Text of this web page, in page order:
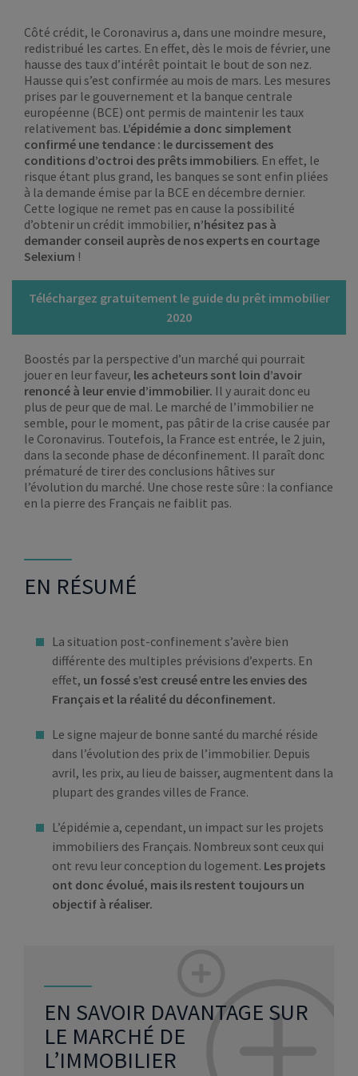
Côté crédit, le Coronavirus a, dans une moindre mesure,
redistribué les cartes. En effet, dès le mois de février, une
hausse des taux d’intérêt pointait le bout de son nez.
Hausse qui s’est confirmée au mois de mars. Les mesures
prises par le gouvernement et la banque centrale
européenne (BCE) ont permis de maintenir les taux
relativement bas. L’épidémie a donc simplement
confirmé une tendance : le durcissement des
conditions d’octroi des prêts immobiliers. En effet, le
risque étant plus grand, les banques se sont enfin pliées
à la demande émise par la BCE en décembre dernier.
Cette logique ne remet pas en cause la possibilité
d’obtenir un crédit immobilier, n’hésitez pas à
demander conseil auprès de nos experts en courtage
Selexium !
Téléchargez gratuitement le guide du prêt immobilier
2020
Boostés par la perspective d’un marché qui pourrait
jouer en leur faveur, les acheteurs sont loin d’avoir
renoncé à leur envie d’immobilier. Il y aurait donc eu
plus de peur que de mal. Le marché de l’immobilier ne
semble, pour le moment, pas pâtir de la crise causée par
le Coronavirus. Toutefois, la France est entrée, le 2 juin,
dans la seconde phase de déconfinement. Il paraît donc
prématuré de tirer des conclusions hâtives sur
l’évolution du marché. Une chose reste sûre : la confiance
en la pierre des Français ne faiblit pas.
EN RÉSUMÉ
La situation post-confinement s’avère bien
différente des multiples prévisions d’experts. En
effet, un fossé s’est creusé entre les envies des
Français et la réalité du déconfinement.
Le signe majeur de bonne santé du marché réside
dans l’évolution des prix de l’immobilier. Depuis
avril, les prix, au lieu de baisser, augmentent dans la
plupart des grandes villes de France.
L’épidémie a, cependant, un impact sur les projets
immobiliers des Français. Nombreux sont ceux qui
ont revu leur conception du logement. Les projets
ont donc évolué, mais ils restent toujours un
objectif à réaliser.
EN SAVOIR DAVANTAGE SUR
LE MARCHÉ DE
L’IMMOBILIER